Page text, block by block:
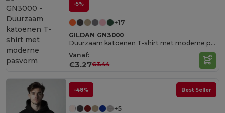
-5%
+17
GILDAN GN3000
Duurzaam katoenen T-shirt met moderne pasvorm
Vanaf:
€3.27€3.44
-48% Best Seller
+5